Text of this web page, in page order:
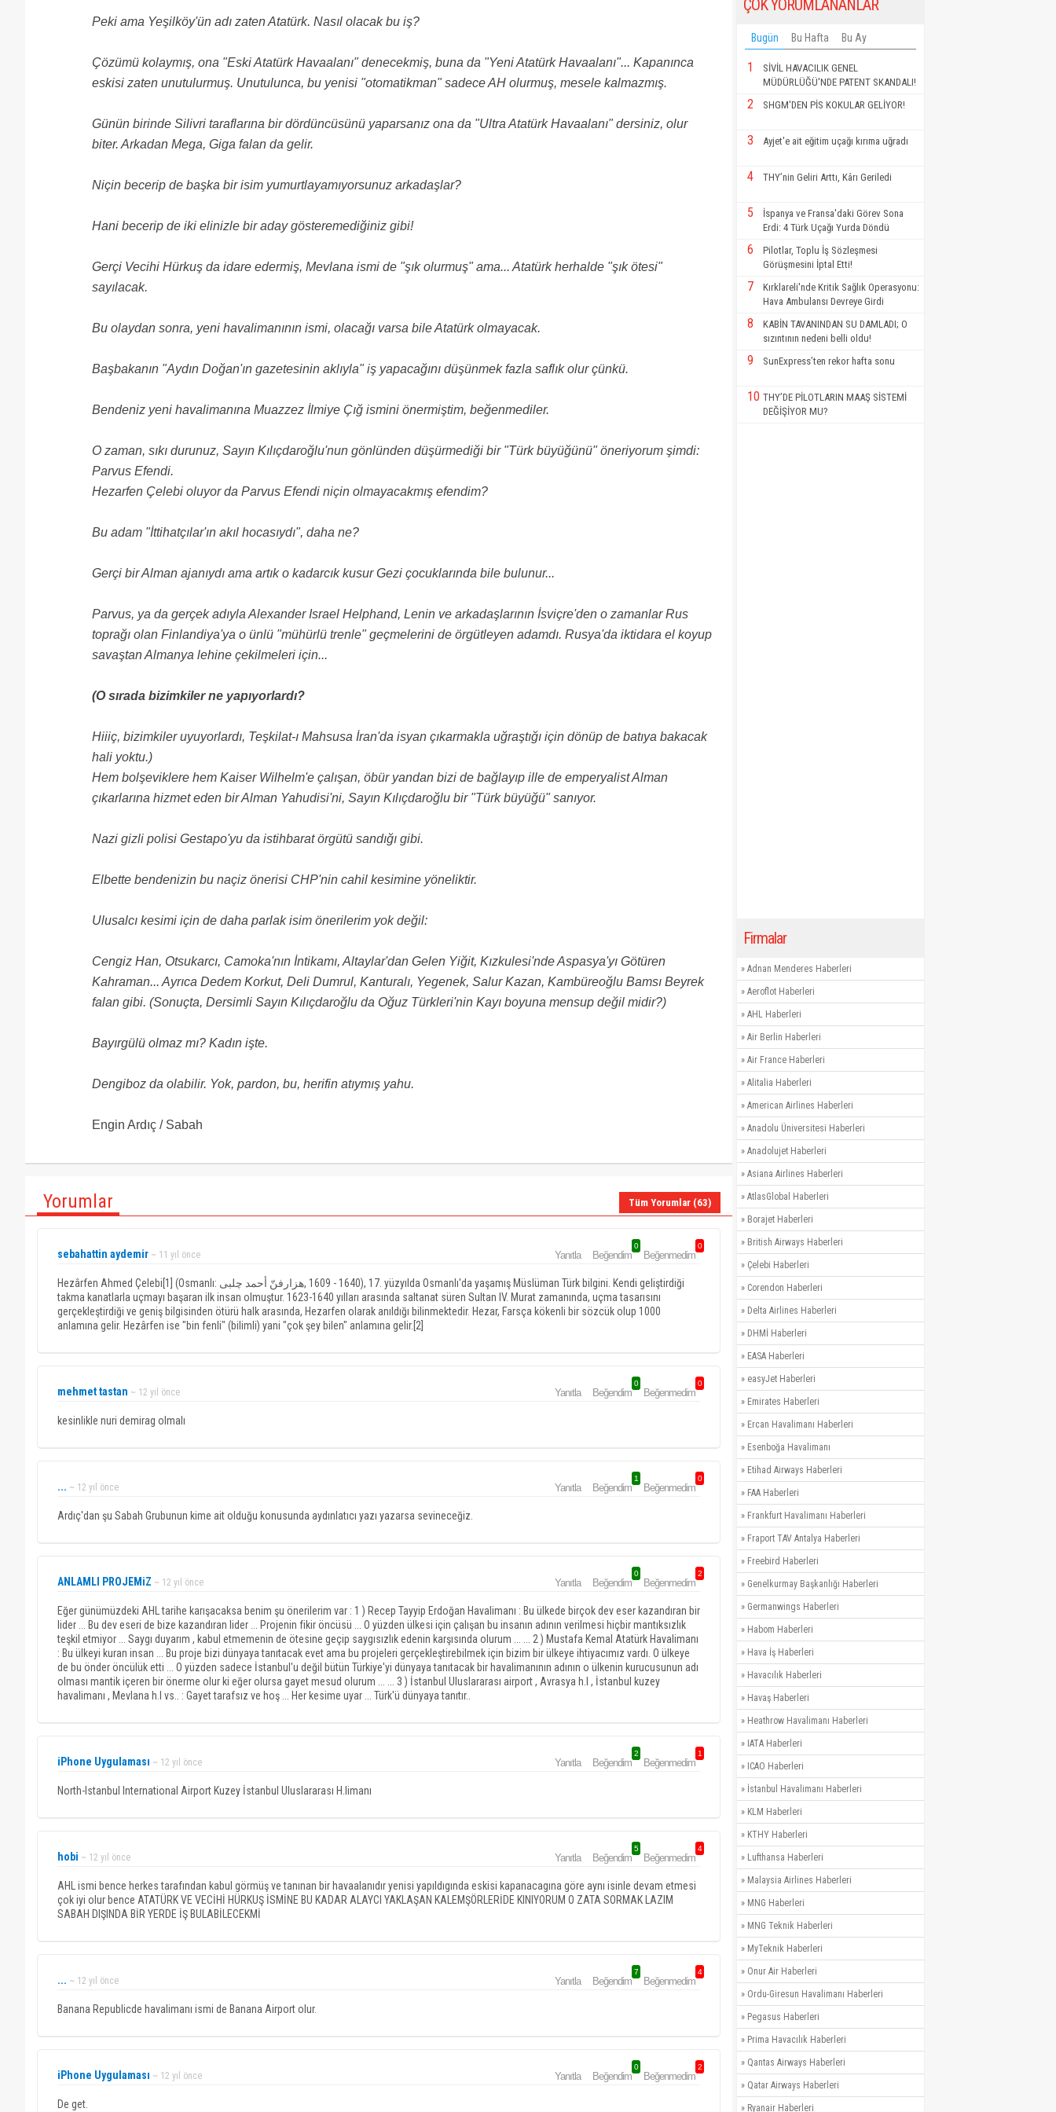
Peki ama Yeşilköy'ün adı zaten Atatürk. Nasıl olacak bu iş?
Çözümü kolaymış, ona "Eski Atatürk Havaalanı" denecekmiş, buna da "Yeni Atatürk Havaalanı"... Kapanınca
eskisi zaten unutulurmuş. Unutulunca, bu yenisi "otomatikman" sadece AH olurmuş, mesele kalmazmış.
Günün birinde Silivri taraflarına bir dördüncüsünü yaparsanız ona da "Ultra Atatürk Havaalanı" dersiniz, olur
biter. Arkadan Mega, Giga falan da gelir.
Niçin becerip de başka bir isim yumurtlayamıyorsunuz arkadaşlar?
Hani becerip de iki elinizle bir aday gösteremediğiniz gibi!
Gerçi Vecihi Hürkuş da idare edermiş, Mevlana ismi de "şık olurmuş" ama... Atatürk herhalde "şık ötesi"
sayılacak.
Bu olaydan sonra, yeni havalimanının ismi, olacağı varsa bile Atatürk olmayacak.
Başbakanın "Aydın Doğan'ın gazetesinin aklıyla" iş yapacağını düşünmek fazla saflık olur çünkü.
Bendeniz yeni havalimanına Muazzez İlmiye Çığ ismini önermiştim, beğenmediler.
O zaman, sıkı durunuz, Sayın Kılıçdaroğlu'nun gönlünden düşürmediği bir "Türk büyüğünü" öneriyorum şimdi:
Parvus Efendi.
Hezarfen Çelebi oluyor da Parvus Efendi niçin olmayacakmış efendim?
Bu adam "İttihatçılar'ın akıl hocasıydı", daha ne?
Gerçi bir Alman ajanıydı ama artık o kadarcık kusur Gezi çocuklarında bile bulunur...
Parvus, ya da gerçek adıyla Alexander Israel Helphand, Lenin ve arkadaşlarının İsviçre'den o zamanlar Rus
toprağı olan Finlandiya'ya o ünlü "mühürlü trenle" geçmelerini de örgütleyen adamdı. Rusya'da iktidara el koyup
savaştan Almanya lehine çekilmeleri için...
(O sırada bizimkiler ne yapıyorlardı?
Hiiiç, bizimkiler uyuyorlardı, Teşkilat-ı Mahsusa İran'da isyan çıkarmakla uğraştığı için dönüp de batıya bakacak
hali yoktu.)
Hem bolşeviklere hem Kaiser Wilhelm'e çalışan, öbür yandan bizi de bağlayıp ille de emperyalist Alman
çıkarlarına hizmet eden bir Alman Yahudisi'ni, Sayın Kılıçdaroğlu bir "Türk büyüğü" sanıyor.
Nazi gizli polisi Gestapo'yu da istihbarat örgütü sandığı gibi.
Elbette bendenizin bu naçiz önerisi CHP'nin cahil kesimine yöneliktir.
Ulusalcı kesimi için de daha parlak isim önerilerim yok değil:
Cengiz Han, Otsukarcı, Camoka'nın İntikamı, Altaylar'dan Gelen Yiğit, Kızkulesi'nde Aspasya'yı Götüren
Kahraman... Ayrıca Dedem Korkut, Deli Dumrul, Kanturalı, Yegenek, Salur Kazan, Kambüreoğlu Bamsı Beyrek
falan gibi. (Sonuçta, Dersimli Sayın Kılıçdaroğlu da Oğuz Türkleri'nin Kayı boyuna mensup değil midir?)
Bayırgülü olmaz mı? Kadın işte.
Dengiboz da olabilir. Yok, pardon, bu, herifin atıymış yahu.
Engin Ardıç / Sabah
Yorumlar Tüm Yorumlar (63)
sebahattin aydemir ~ 11 yıl önce Yanıtla Beğendim
0
Beğenmedim
0
Hezârfen Ahmed Çelebi[1] (Osmanlı: هزارفنّ أحمد چلبی‎, 1609 - 1640), 17. yüzyılda Osmanlı'da yaşamış Müslüman Türk bilgini. Kendi geliştirdiği
takma kanatlarla uçmayı başaran ilk insan olmuştur. 1623-1640 yılları arasında saltanat süren Sultan IV. Murat zamanında, uçma tasarısını
gerçekleştirdiği ve geniş bilgisinden ötürü halk arasında, Hezarfen olarak anıldığı bilinmektedir. Hezar, Farsça kökenli bir sözcük olup 1000
anlamına gelir. Hezârfen ise "bin fenli" (bilimli) yani "çok şey bilen" anlamına gelir.[2]
mehmet tastan ~ 12 yıl önce Yanıtla Beğendim
0
Beğenmedim
0
kesinlikle nuri demirag olmalı
... ~ 12 yıl önce Yanıtla Beğendim
1
Beğenmedim
0
Ardıç'dan şu Sabah Grubunun kime ait olduğu konusunda aydınlatıcı yazı yazarsa sevineceğiz.
ANLAMLI PROJEMiZ ~ 12 yıl önce Yanıtla Beğendim
0
Beğenmedim
2
Eğer günümüzdeki AHL tarihe karışacaksa benim şu önerilerim var : 1 ) Recep Tayyip Erdoğan Havalimanı : Bu ülkede birçok dev eser kazandıran bir
lider ... Bu dev eseri de bize kazandıran lider ... Projenin fikir öncüsü ... O yüzden ülkesi için çalışan bu insanın adının verilmesi hiçbir mantıksızlık
teşkil etmiyor ... Saygı duyarım , kabul etmemenin de ötesine geçip saygısızlık edenin karşısında olurum ... ... 2 ) Mustafa Kemal Atatürk Havalimanı
: Bu ülkeyi kuran insan ... Bu proje bizi dünyaya tanıtacak evet ama bu projeleri gerçekleştirebilmek için bizim bir ülkeye ihtiyacımız vardı. O ülkeye
de bu önder öncülük etti ... O yüzden sadece İstanbul'u değil bütün Türkiye'yi dünyaya tanıtacak bir havalimanının adının o ülkenin kurucusunun adı
olması mantik içeren bir önerme olur ki eğer olursa gayet mesud olurum ... ... 3 ) İstanbul Uluslararası airport , Avrasya h.l , İstanbul kuzey
havalimanı , Mevlana h.l vs.. : Gayet tarafsız ve hoş ... Her kesime uyar ... Türk'ü dünyaya tanıtır..
iPhone Uygulaması ~ 12 yıl önce Yanıtla Beğendim
2
Beğenmedim
1
North-Istanbul International Airport Kuzey İstanbul Uluslararası H.limanı
hobi ~ 12 yıl önce Yanıtla Beğendim
5
Beğenmedim
4
AHL ismi bence herkes tarafından kabul görmüş ve tanınan bir havaalanıdır yenisi yapıldıgında eskisi kapanacagına göre aynı isinle devam etmesi
çok iyi olur bence ATATÜRK VE VECİHİ HÜRKUŞ İSMİNE BU KADAR ALAYCI YAKLAŞAN KALEMŞÖRLERİDE KINIYORUM O ZATA SORMAK LAZIM
SABAH DIŞINDA BİR YERDE İŞ BULABİLECEKMİ
... ~ 12 yıl önce Yanıtla Beğendim
7
Beğenmedim
4
Banana Republicde havalimanı ismi de Banana Airport olur.
iPhone Uygulaması ~ 12 yıl önce Yanıtla Beğendim
0
Beğenmedim
2
De get.
ÇOK YORUMLANANLAR
Bugün Bu Hafta Bu Ay
1
SİVİL HAVACILIK GENEL
MÜDÜRLÜĞÜ'NDE PATENT SKANDALI!
2 SHGM'DEN PİS KOKULAR GELİYOR!
3 Ayjet'e ait eğitim uçağı kırıma uğradı
4 THY’nin Geliri Arttı, Kârı Geriledi
5
İspanya ve Fransa'daki Görev Sona
Erdi: 4 Türk Uçağı Yurda Döndü
6
Pilotlar, Toplu İş Sözleşmesi
Görüşmesini İptal Etti!
7
Kırklareli'nde Kritik Sağlık Operasyonu:
Hava Ambulansı Devreye Girdi
8
KABİN TAVANINDAN SU DAMLADI; O
sızıntının nedeni belli oldu!
9 SunExpress’ten rekor hafta sonu
10 THY’DE PİLOTLARIN MAAŞ SİSTEMİ
DEĞİŞİYOR MU?
Firmalar
» Adnan Menderes Haberleri
» Aeroflot Haberleri
» AHL Haberleri
» Air Berlin Haberleri
» Air France Haberleri
» Alitalia Haberleri
» American Airlines Haberleri
» Anadolu Üniversitesi Haberleri
» Anadolujet Haberleri
» Asiana Airlines Haberleri
» AtlasGlobal Haberleri
» Borajet Haberleri
» British Airways Haberleri
» Çelebi Haberleri
» Corendon Haberleri
» Delta Airlines Haberleri
» DHMİ Haberleri
» EASA Haberleri
» easyJet Haberleri
» Emirates Haberleri
» Ercan Havalimanı Haberleri
» Esenboğa Havalimanı
» Etihad Airways Haberleri
» FAA Haberleri
» Frankfurt Havalimanı Haberleri
» Fraport TAV Antalya Haberleri
» Freebird Haberleri
» Genelkurmay Başkanlığı Haberleri
» Germanwings Haberleri
» Habom Haberleri
» Hava İş Haberleri
» Havacılık Haberleri
» Havaş Haberleri
» Heathrow Havalimanı Haberleri
» IATA Haberleri
» ICAO Haberleri
» İstanbul Havalimanı Haberleri
» KLM Haberleri
» KTHY Haberleri
» Lufthansa Haberleri
» Malaysia Airlines Haberleri
» MNG Haberleri
» MNG Teknik Haberleri
» MyTeknik Haberleri
» Onur Air Haberleri
» Ordu-Giresun Havalimanı Haberleri
» Pegasus Haberleri
» Prima Havacılık Haberleri
» Qantas Airways Haberleri
» Qatar Airways Haberleri
» Ryanair Haberleri